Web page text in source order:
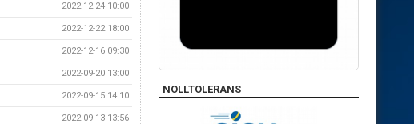
2022-12-24 10:00
2022-12-22 18:00
2022-12-16 09:30
2022-09-20 13:00
2022-09-15 14:10
2022-09-13 13:56
NOLLTOLERANS